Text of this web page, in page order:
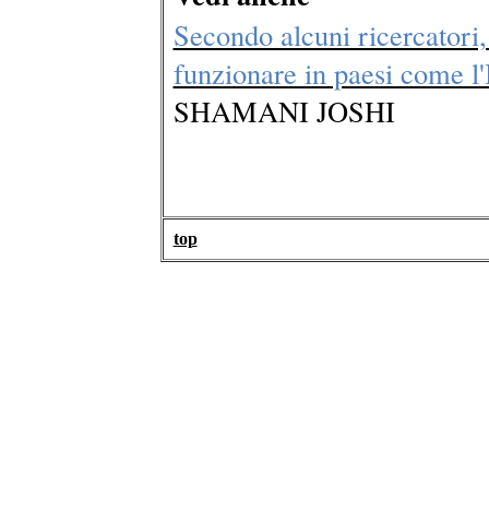
Secondo alcuni
funzionare in paesi come
SHAMANI JOSHI
top